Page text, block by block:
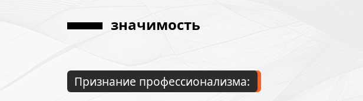
значимость
Признание профессионализма: